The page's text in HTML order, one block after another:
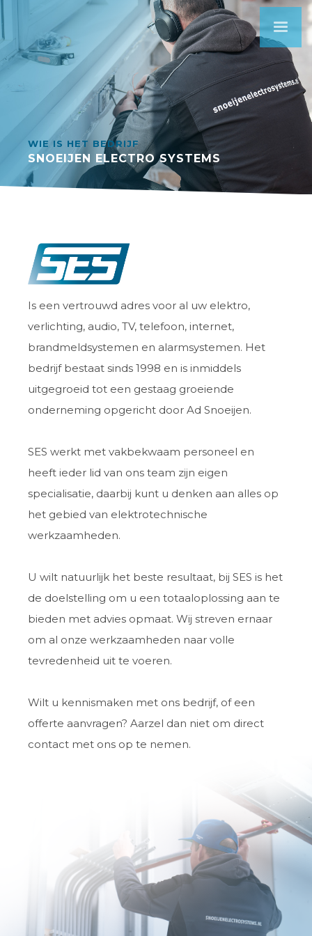
WIE IS HET BEDRIJF
SNOEIJEN ELECTRO SYSTEMS
Is een vertrouwd adres voor al uw elektro,
verlichting, audio, TV, telefoon, internet,
brandmeldsystemen en alarmsystemen. Het
bedrijf bestaat sinds 1998 en is inmiddels
uitgegroeid tot een gestaag groeiende
onderneming opgericht door Ad Snoeijen.
SES werkt met vakbekwaam personeel en
heeft ieder lid van ons team zijn eigen
specialisatie, daarbij kunt u denken aan alles op
het gebied van elektrotechnische
werkzaamheden.
U wilt natuurlijk het beste resultaat, bij SES is het
de doelstelling om u een totaaloplossing aan te
bieden met advies opmaat. Wij streven ernaar
om al onze werkzaamheden naar volle
tevredenheid uit te voeren.
Wilt u kennismaken met ons bedrijf, of een
offerte aanvragen? Aarzel dan niet om direct
contact met ons op te nemen.